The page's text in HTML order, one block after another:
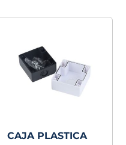
CAJA PLASTICA